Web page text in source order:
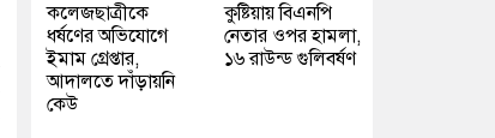
কলেজছাত্রীকে
ধর্ষণের অভিযোগে
ইমাম গ্রেপ্তার,
আদালতে দাঁড়ায়নি
কেউ
কুষ্টিয়ায় বিএনপি
নেতার ওপর হামলা,
১৬ রাউন্ড গুলিবর্ষণ